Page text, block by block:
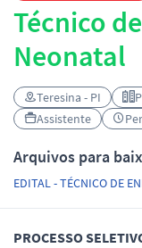
Técnico
Neonatal
Teresina - PI
Assistente
Arquivos para
EDITAL - TÉCNICO DE
PROCESSO